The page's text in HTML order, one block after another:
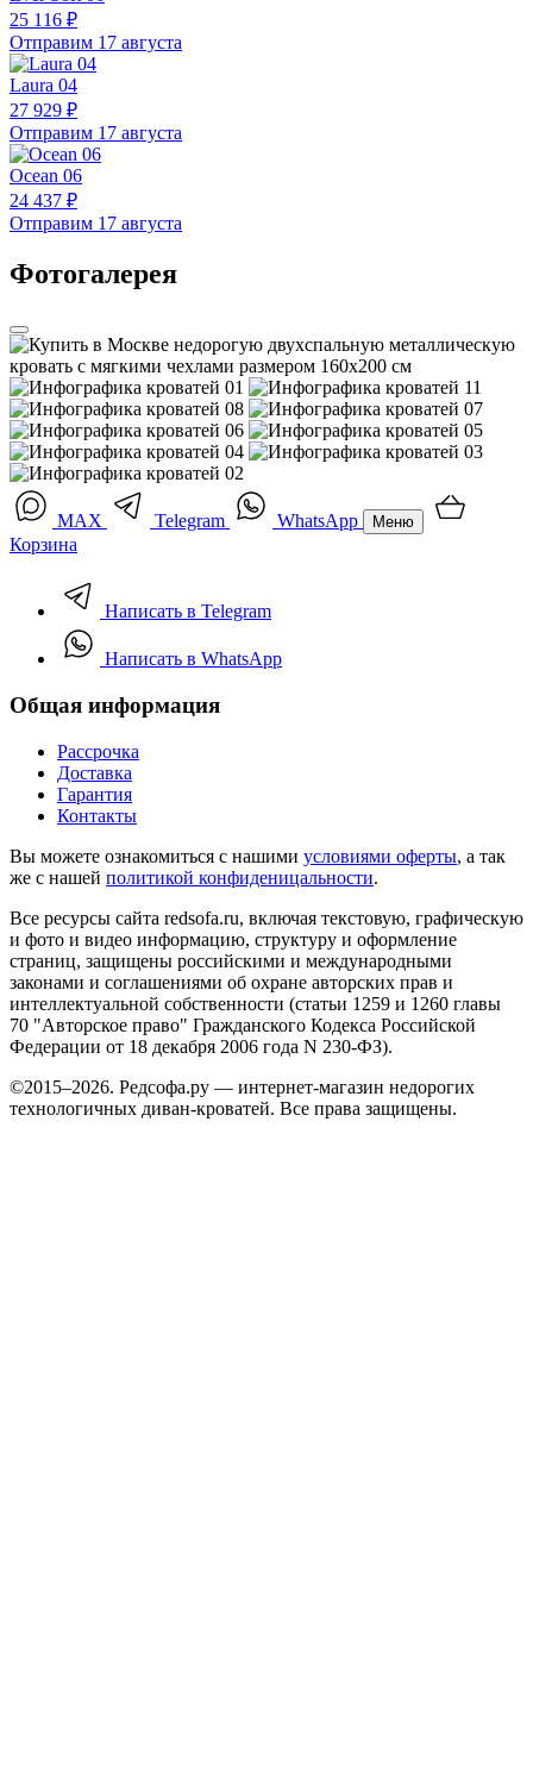
25 116 ₽
Отправим 17 августа
Laura 04
27 929 ₽
Отправим 17 августа
Ocean 06
24 437 ₽
Отправим 17 августа
Фотогалерея
MAX Telegram WhatsApp Меню
Корзина
Написать в Telegram
Написать в WhatsApp
Общая информация
Рассрочка
Доставка
Гарантия
Контакты
Вы можете ознакомиться с нашими условиями оферты, а так
же с нашей политикой конфиденицальности.
Все ресурсы сайта redsofa.ru, включая текстовую, графическую
и фото и видео информацию, структуру и оформление
страниц, защищены российскими и международными
законами и соглашениями об охране авторских прав и
интеллектуальной собственности (статьи 1259 и 1260 главы
70 "Авторское право" Гражданского Кодекса Российской
Федерации от 18 декабря 2006 года N 230-ФЗ).
©2015–2026. Редсофа.ру — интернет-магазин недорогих
технологичных диван-кроватей. Все права защищены.